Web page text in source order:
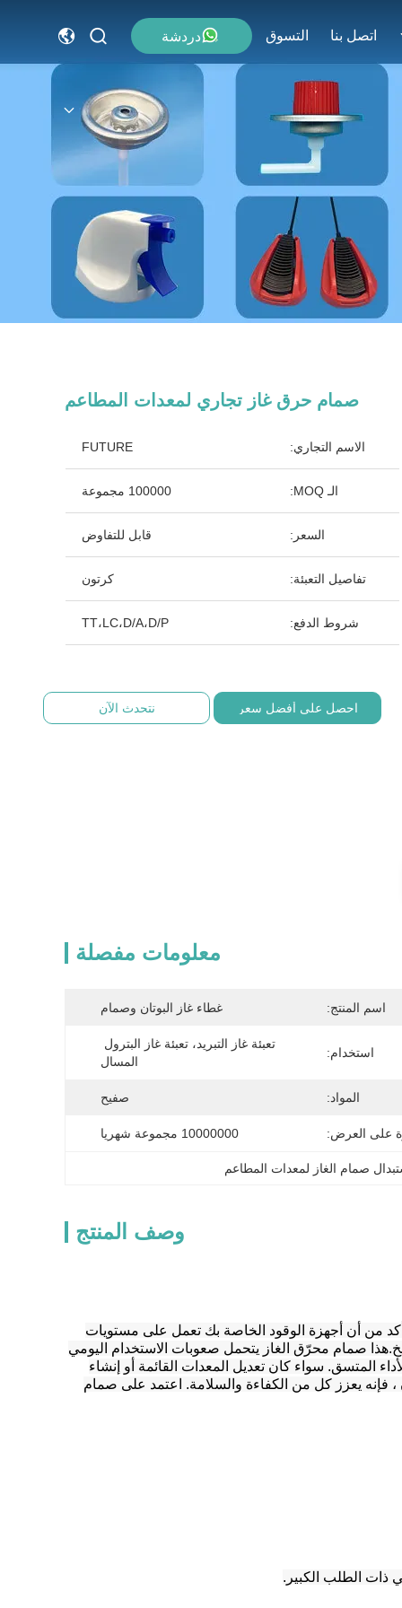
اتصل بنا التسوق دردشة
صمام حرق غاز تجاري لمعدات المطاعم
الاسم التجاري: FUTURE
الـ MOQ: 100000 مجموعة
السعر: قابل للتفاوض
تفاصيل التعبئة: كرتون
شروط الدفع: TT،LC،D/A،D/P
احصل على أفضل سعر نتحدث الآن
معلومات مفصلة
اسم المنتج: غطاء غاز البوتان وصمام
استخدام:
المسال
المواد: صفيح
على العرض: 10000000 مجموعة شهريا
صمام الغاز لمعدات المطاعم
وصف المنتج
من أن أجهزة الوقود الخاصة بك تعمل على مستويات
صمام محرّق الغاز يتحمل صعوبات الاستخدام اليومي
المتسق. سواء كان تعديل المعدات القائمة أو إنشاء
فإنه يعزز كل من الكفاءة والسلامة. اعتمد على صمام
ذات الطلب الكبير.